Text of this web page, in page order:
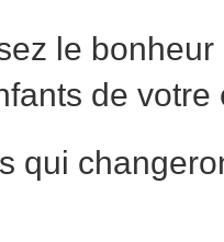
le bonheur
de votre
qui